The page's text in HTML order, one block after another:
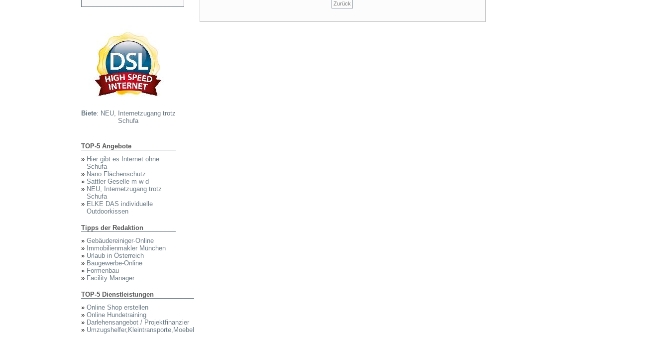
Biete: NEU, Internetzugang trotz
Schufa
TOP-5 Angebote
» Hier gibt es Internet ohne
Schufa
» Nano Flächenschutz
» Sattler Geselle m w d
» NEU, Internetzugang trotz
Schufa
» ELKE DAS individuelle
Outdoorkissen
Tipps der Redaktion
» Gebäudereiniger-Online
» Immobilienmakler München
» Urlaub in Österreich
» Baugewerbe-Online
» Formenbau
» Facility Manager
TOP-5 Dienstleistungen
» Online Shop erstellen
» Online Hundetraining
» Darlehensangebot / Projektfinanzier
» Umzugshelfer,Kleintransporte,Moebel
Zurück